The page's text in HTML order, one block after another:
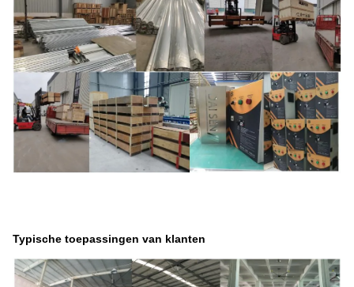
Typische toepassingen van klanten